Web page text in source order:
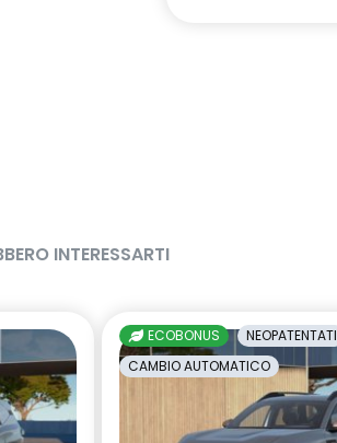
INTERESSARTI
ECOBONUS
NEOPATENTATI
CAMBIO AUTOMATICO